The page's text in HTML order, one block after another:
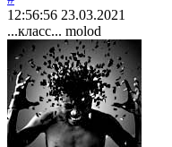
12:56:56 23.03.2021
...класс... molod